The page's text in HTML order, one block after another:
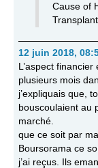
Cause of
12 juin 2018,
L’aspect
plusieurs mois
j’expliquais que,
bouscoulaient au
marché.
que ce soit par
Boursorama ce
j’ai reçus. Ils